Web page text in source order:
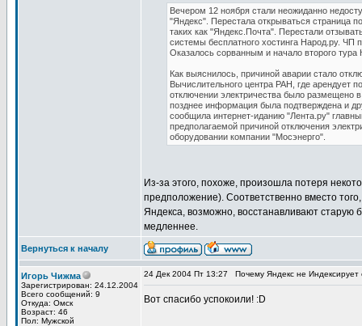
Вечером 12 ноября стали неожиданно
"Яндекс". Перестала открываться страница
таких как "Яндекс.Почта". Перестали
системы бесплатного хостинга Народ.ру. ЧП
Оказалось сорванным и начало второго тура
Как выяснилось, причиной аварии стало
Вычислительного центра РАН, где арендует
отключении электричества было размещено
позднее информация была подтверждена и
сообщила интернет-иданию "Лента.ру"
предполагаемой причиной отключения
оборудовании компании "Мосэнерго".
Из-за этого, похоже, произошла потеря
предположение). Соответственно вместо
Яндекса, возможно, восстанавливают старую
медленнее.
Вернуться к началу
Игорь Чижма
Зарегистрирован: 24.12.2004
Всего сообщений: 9
Откуда: Омск
Возраст: 46
Пол: Мужской
24 Дек 2004 Пт 13:27 Почему Яндекс не Индексирует
Вот спасибо успокоили! :D